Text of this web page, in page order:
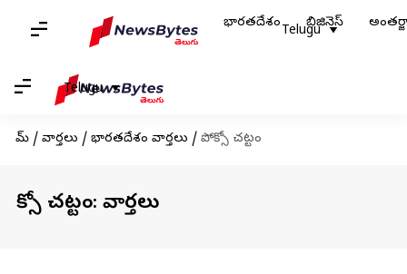
భారతదేశం బిజినెస్
Telugu
Telugu
హోమ్ / వార్తలు / భారతదేశం వార్తలు / పోక్సో చట్టం
పోక్సో చట్టం: వార్తలు